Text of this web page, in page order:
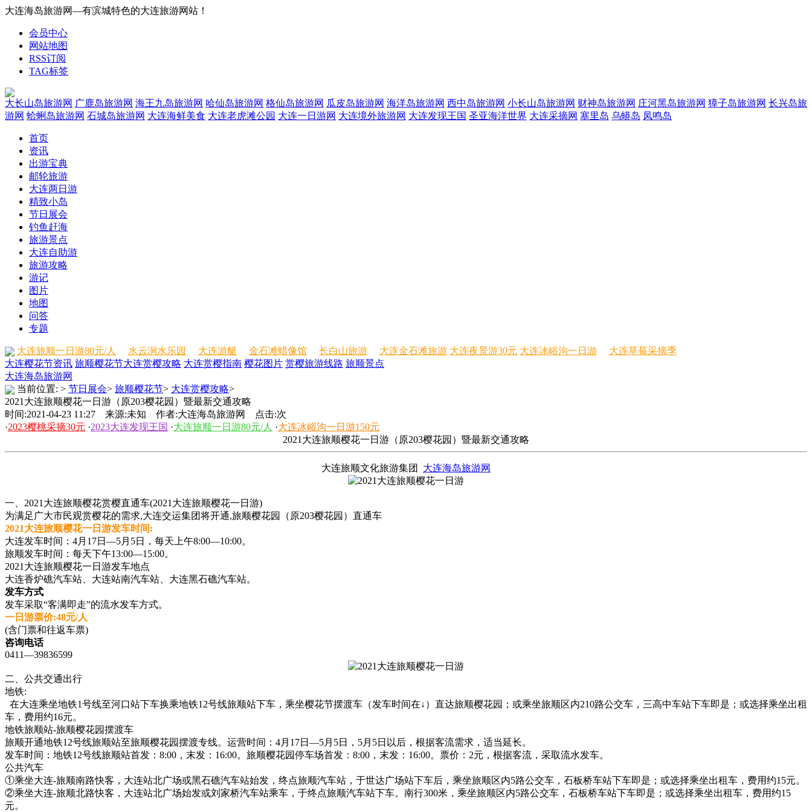
大连海岛旅游网—有滨城特色的大连旅游网站！
会员中心
网站地图
RSS订阅
TAG标签
大长山岛旅游网 广鹿岛旅游网 海王九岛旅游网 哈仙岛旅游网 格仙岛旅游网 瓜皮岛旅游网 海洋岛旅游网 西中岛旅游网 小长山岛旅游网 财神岛旅游网 庄河黑岛旅游网 獐子岛旅游网 长兴岛旅
游网 蛤蜊岛旅游网 石城岛旅游网 大连海鲜美食 大连老虎滩公园 大连一日游网 大连境外旅游网 大连发现王国 圣亚海洋世界 大连采摘网 塞里岛 乌蟒岛 凤鸣岛
首页
资讯
出游宝典
邮轮旅游
大连两日游
精致小岛
节日展会
钓鱼赶海
旅游景点
大连自助游
旅游攻略
游记
图片
地图
问答
专题
大连旅顺一日游80元/人 水云涧水乐园 大连游艇 金石滩蜡像馆 长白山旅游 大连金石滩旅游 大连夜景游30元 大连冰峪沟一日游
大连草莓采摘季
大连樱花节资讯 旅顺樱花节大连赏樱攻略 大连赏樱指南 樱花图片 赏樱旅游线路 旅顺景点
大连海岛旅游网
当前位置: > 节日展会> 旅顺樱花节> 大连赏樱攻略>
2021大连旅顺樱花一日游（原203樱花园）暨最新交通攻略
时间:2021-04-23 11:27 来源:未知 作者:大连海岛旅游网 点击:次
·2023樱桃采摘30元 ·2023大连发现王国 ·大连旅顺一日游80元/人 ·大连冰峪沟一日游150元
2021大连旅顺樱花一日游（原203樱花园）暨最新交通攻略
大连旅顺文化旅游集团 大连海岛旅游网
一、 2021大连旅顺樱花赏樱直通车(2021大连旅顺樱花一日游)
为满足广大市民观赏樱花的需求,大连交运集团将开通,旅顺樱花园（原203樱花园）直通车
2021大连旅顺樱花一日游发车时间:
大连发车时间：4月17日—5月5日，每天上午8:00—10:00。
旅顺发车时间：每天下午13:00—15:00。
2021大连旅顺樱花一日游发车地点
大连香炉礁汽车站、大连站南汽车站、大连黑石礁汽车站。
发车方式
发车采取“客满即走”的流水发车方式。
一日游票价:48元/人
(含门票和往返车票)
咨询电话
0411—39836599
二、公共交通出行
地铁:
在大连乘坐地铁1号线至河口站下车换乘地铁12号线旅顺站下车，乘坐樱花节摆渡车（发车时间在↓）直达旅顺樱花园；或乘坐旅顺区内210路公交车，三高中车站下车即是；或选择乘坐出租
车，费用约16元。
地铁旅顺站-旅顺樱花园摆渡车
旅顺开通地铁12号线旅顺站至旅顺樱花园摆渡专线。运营时间：4月17日—5月5日，5月5日以后，根据客流需求，适当延长。
发车时间：地铁12号线旅顺站首发：8:00，末发：16:00。旅顺樱花园停车场首发：8:00，末发：16:00。票价：2元，根据客流，采取流水发车。
公共汽车
①乘坐大连-旅顺南路快客，大连站北广场或黑石礁汽车站始发，终点旅顺汽车站，于世达广场站下车后，乘坐旅顺区内5路公交车，石板桥车站下车即是；或选择乘坐出租车，费用约15元。
②乘坐大连-旅顺北路快客，大连站北广场始发或刘家桥汽车站乘车，于终点旅顺汽车站下车。南行300米，乘坐旅顺区内5路公交车，石板桥车站下车即是；或选择乘坐出租车，费用约15
元。